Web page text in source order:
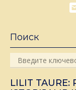
Поиск
LILIT TAURE: